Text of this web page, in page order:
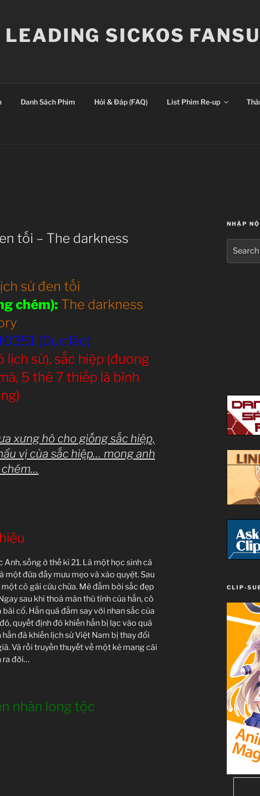
SICKOS
Danh Sách Phim Hỏi & Đáp (FAQ) List Phim Re-up
tối – The darkness
sử đen tối
chém): The darkness
(Dục lão)
lịch sử), sắc hiệp (đương
5 thê 7 thiếp là bình
xưng hô cho giống sắc hiệp,
vị của sắc hiệp… mong anh
sống ở thế kỉ 21. Là một học sinh cá
một đứa đầy mưu mẹo và xảo quyệt. Sau
cô gái cứu chữa. Mê đắm bởi sắc đẹp
sau khi thoả mãn thú tính của hắn, cô
cổ. Hắn quá đắm say với nhan sắc của
quyết định đó khiến hắn bị lạc vào quá
đã khiến lịch sử Việt Nam bị thay đổi
Và rồi truyền thuyết về một kẻ mang cái
ra đời…
nhân long tộc
NHẬP
for:
CLIP-